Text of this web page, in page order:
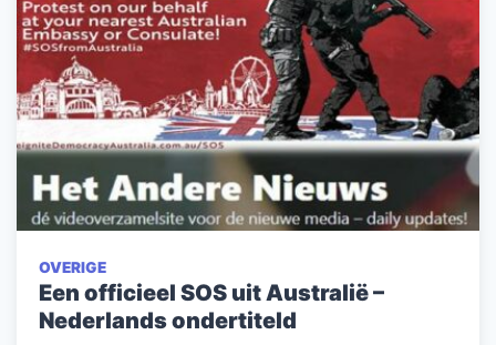
OVERIGE
Een officieel SOS uit Australië –
Nederlands ondertiteld